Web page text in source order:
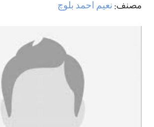
مصنف: نعیم احمد بلوچ